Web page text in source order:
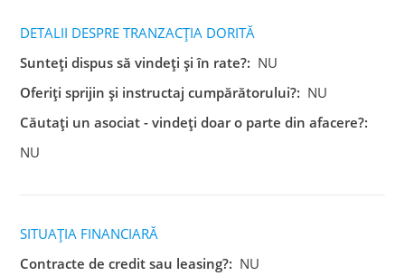
DETALII DESPRE TRANZACȚIA DORITĂ
Sunteți dispus să vindeți și în rate?: NU
Oferiți sprijin și instructaj cumpărătorului?: NU
Căutați un asociat - vindeți doar o parte din afacere?:
NU
SITUAȚIA FINANCIARĂ
Contracte de credit sau leasing?: NU